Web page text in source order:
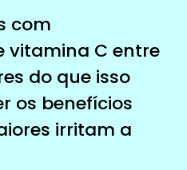
com
vitamina C entre
do que isso
os benefícios
irritam a